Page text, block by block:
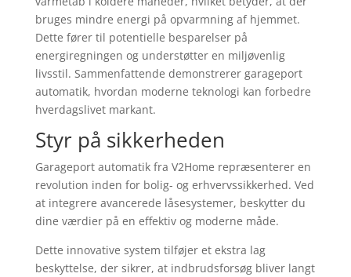
bruges mindre energi på opvarmning af hjemmet.
Dette fører til potentielle besparelser på
energiregningen og understøtter en miljøvenlig
livsstil. Sammenfattende demonstrerer garageport
automatik, hvordan moderne teknologi kan forbedre
hverdagslivet markant.
Styr på sikkerheden
Garageport automatik fra V2Home repræsenterer en
revolution inden for bolig- og erhvervssikkerhed. Ved
at integrere avancerede låsesystemer, beskytter du
dine værdier på en effektiv og moderne måde.
Dette innovative system tilføjer et ekstra lag
beskyttelse, der sikrer, at indbrudsforsøg bliver langt